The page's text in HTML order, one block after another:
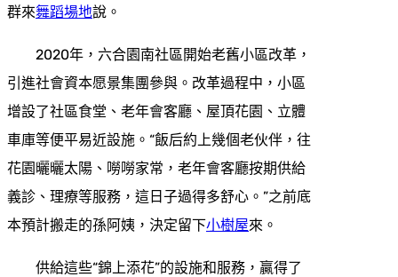
群來舞蹈場地說。
2020年，六合園南社區開始老舊小區改革，
引進社會資本愿景集團參與。改革過程中，小區
增設了社區食堂、老年會客廳、屋頂花園、立體
車庫等便平易近設施。“飯后約上幾個老伙伴，往
花園曬曬太陽、嘮嘮家常，老年會客廳按期供給
義診、理療等服務，這日子過得多舒心。”之前底
本預計搬走的孫阿姨，決定留下小樹屋來。
供給這些“錦上添花”的設施和服務，贏得了